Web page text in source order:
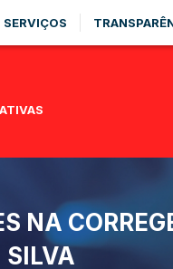
SERVIÇOS
NA